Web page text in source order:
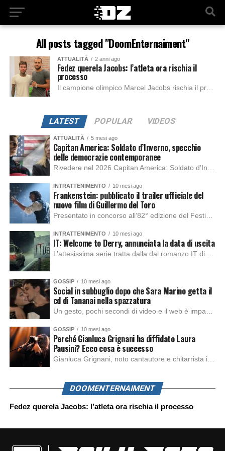
All posts tagged "DoomEnternaiment"
ATTUALITÀ 2 anni ago
Fedez querela Jacobs: l’atleta ora rischia il
processo
Il campione olimpico Marcel Jacobs rischia il processo per diffamazione aggravata. Secondo quanto riportato dal “Corriere della Sera“, è emerso che la Procura di Brescia, attraverso...
LATEST POPULAR VIDEOS
ATTUALITÀ 5 mesi ago
Capitan America: Soldato d’Inverno, specchio
delle democrazie contemporanee
INTRATTENIMENTO 10 mesi ago
Frankenstein: pubblicato il trailer ufficiale del
nuovo film di Guillermo del Toro
INTRATTENIMENTO 10 mesi ago
IT: Welcome to Derry, annunciata la data di uscita
GOSSIP 10 mesi ago
Social in subbuglio dopo che Sara Marino getta il
cd di Tananai nella spazzatura
GOSSIP 10 mesi ago
Perché Gianluca Grignani ha diffidato Laura
Pausini? Ecco cosa è successo
DOOMENTERNAIMENT
Fedez querela Jacobs: l’atleta ora rischia il processo